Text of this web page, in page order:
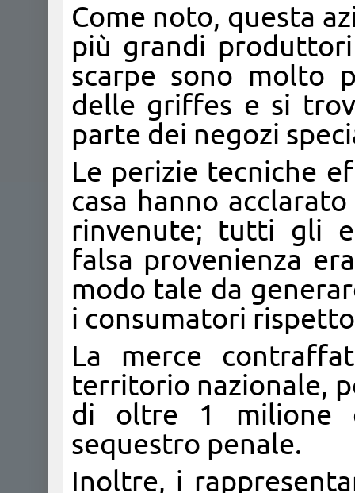
Come noto, questa
più grandi
scarpe sono molto
delle griffes e si
parte dei negozi
Le perizie tecniche
casa hanno
rinvenute; tutti gli
falsa provenienza
modo tale da
i consumatori
La merce
territorio nazionale,
di oltre 1 milione
sequestro penale.
Inoltre, i